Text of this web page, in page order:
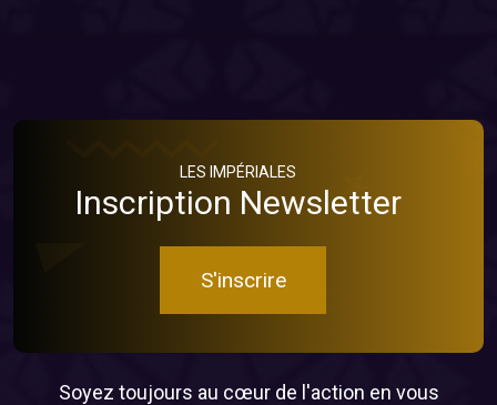
LES IMPÉRIALES
Inscription Newsletter
S'inscrire
Soyez toujours au cœur de l'action en vous